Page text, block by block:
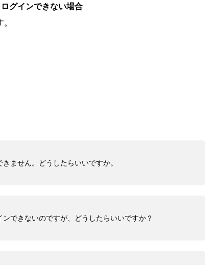
グインできない場合
ません。どうしたらいいですか。
ンできないのですが、どうしたらいいですか？